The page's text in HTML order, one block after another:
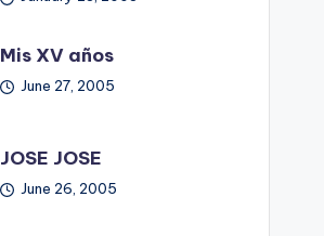
Mis XV años
June 27, 2005
JOSE JOSE
June 26, 2005